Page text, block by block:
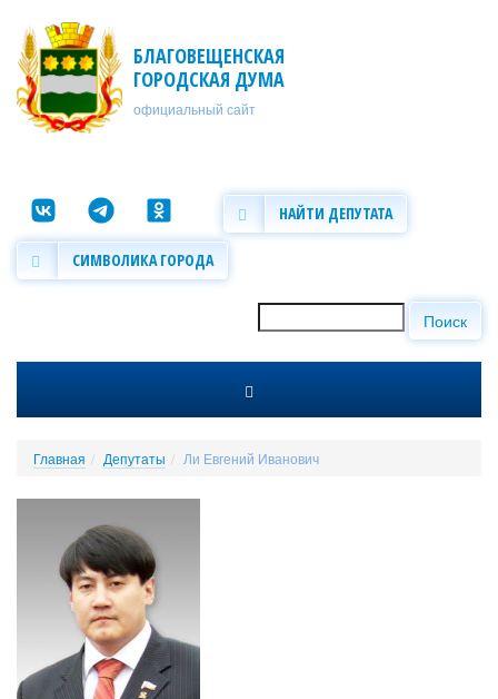
БЛАГОВЕЩЕНСКАЯ
ГОРОДСКАЯ ДУМА
официальный сайт
НАЙТИ ДЕПУТАТА
СИМВОЛИКА ГОРОДА
Форма поиска
Поиск
Главная Депутаты Ли Евгений Иванович